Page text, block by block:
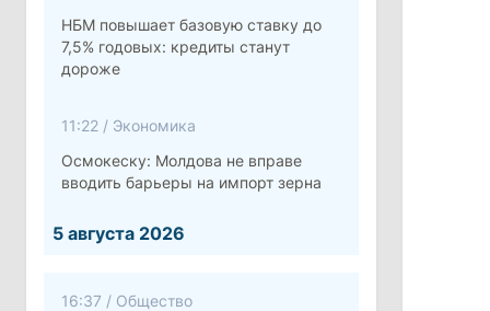
НБМ повышает базовую ставку до
7,5% годовых: кредиты станут
дороже
11:22 / Экономика
Осмокеску: Молдова не вправе
вводить барьеры на импорт зерна
5 августа 2026
16:37 / Общество